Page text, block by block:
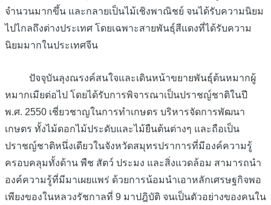
จำนวนมากขึ้น และกลายเป็นไม้เชิงพาณิชย์ จนได้รับความนิยม
ไปไกลถึงต่างประเทศ โดยเฉพาะสายพันธุ์สีแดงที่ได้รับความ
นิยมมากในประเทศจีน
ปัจจุบันลุงณรงค์สนใจและเดินหน้าขยายพันธุ์ต้นหมากผู้
หมากเมียต่อไป โดยได้รับการพิจารณาเป็นปราชญ์ชาติในปี
พ.ศ. 2550 เชี่ยวชาญในการทำเกษตร บริหารจัดการพัฒนา
เกษตร ทั้งไม้ดอกไม้ประดับและไม้ยืนต้นต่างๆ และถือเป็น
ปราชญ์ชาติหนึ่งเดียวในจังหวัดสมุทรปราการที่มีองค์ความรู้
ครอบคลุมทั้งด้าน พืช สัตว์ ประมง และสิ่งแวดล้อม สามารถนำ
องค์ความรู้ที่มีมาเผยแพร่ ด้วยการน้อมนำเอาหลักเศรษฐกิจพอ
เพียงของในหลวงรัชกาลที่ 9 มาปฎิบัติ จนเป็นตัวอย่างของคนใน